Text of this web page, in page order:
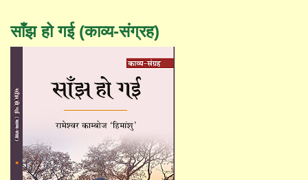
साँझ हो गई (काव्य-संग्रह)